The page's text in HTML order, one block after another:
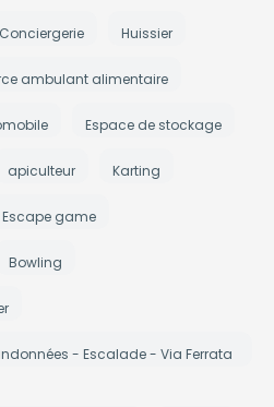
Conciergerie Huissier
ambulant alimentaire
Espace de stockage
apiculteur Karting
Escape game
Bowling
- Escalade - Via Ferrata